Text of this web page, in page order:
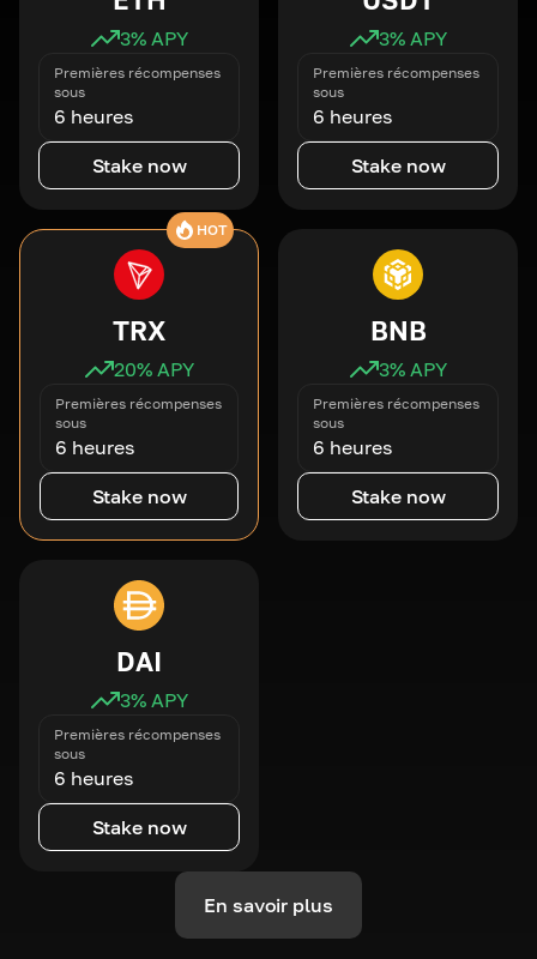
3% APY
Premières récompenses
sous
6 heures
Stake now
3% APY
Premières récompenses
sous
6 heures
Stake now
HOT
TRX
20% APY
Premières récompenses
sous
6 heures
Stake now
BNB
3% APY
Premières récompenses
sous
6 heures
Stake now
DAI
3% APY
Premières récompenses
sous
6 heures
Stake now
En savoir plus